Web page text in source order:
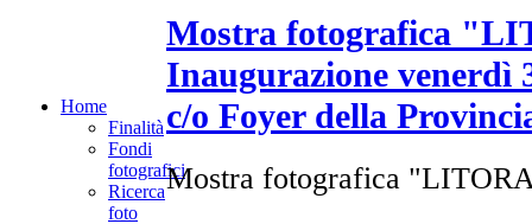
Home
Finalità
Fondi
fotografici
Ricerca
foto
Mostra fotografica
Inaugurazione venerdì
c/o Foyer della
Mostra fotografica